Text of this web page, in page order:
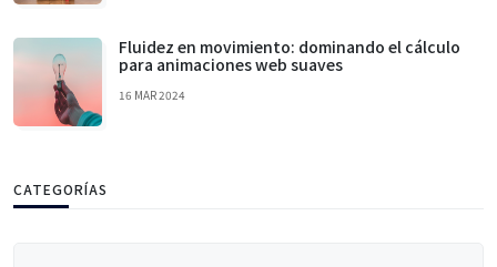
Fluidez en movimiento: dominando el cálculo
para animaciones web suaves
16 MAR 2024
CATEGORÍAS